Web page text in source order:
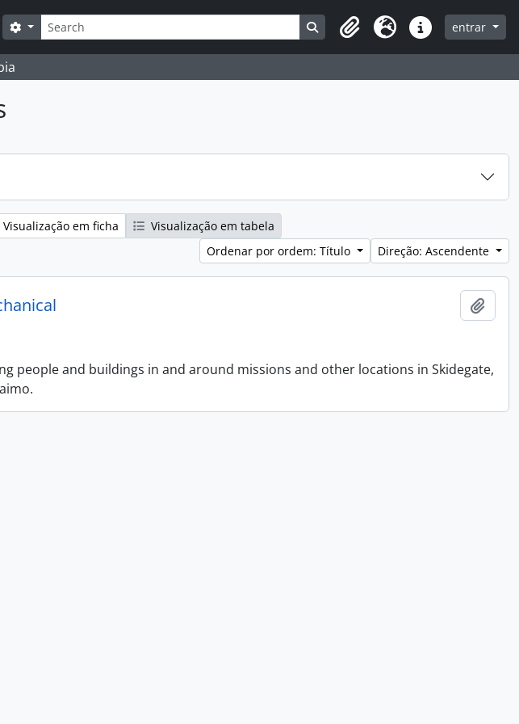
Pesquisar
Search options Search in browse page
Clipboard
Idioma Ligações rápidas
entrar
Visualização em ficha
Visualização em tabela
Ordenar por ordem: Título
Direção: Ascendente
people and buildings in and around missions and other locations in Skidegate,